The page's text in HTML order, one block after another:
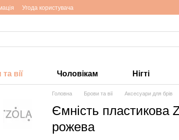
Угода користувача
вії Чоловікам Нігті
Головна Брови та вії Аксесуари для брів
Ємність пластикова
рожева